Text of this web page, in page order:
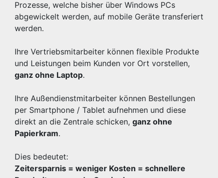
Prozesse, welche bisher über Windows PCs
abgewickelt werden, auf mobile Geräte transferiert
werden.
Ihre Vertriebsmitarbeiter können flexible Produkte
und Leistungen beim Kunden vor Ort vorstellen,
ganz ohne Laptop.
Ihre Außendienstmitarbeiter können Bestellungen
per Smartphone / Tablet aufnehmen und diese
direkt an die Zentrale schicken, ganz ohne
Papierkram.
Dies bedeutet:
Zeitersparnis = weniger Kosten = schnellere